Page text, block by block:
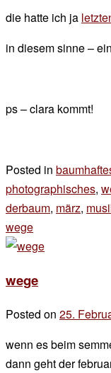
die hatte ich ja
in diesem sinne –
ps – clara kommt!
Posted in
photographisches,
derbaum, märz,
wege
a
on
wege
Posted on 25.
wenn es beim
dann geht der